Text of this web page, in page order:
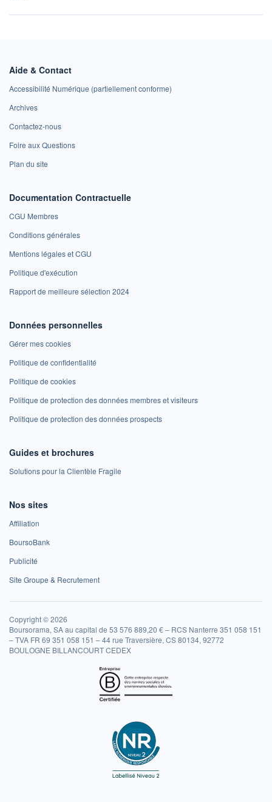
Aide & Contact
Accessibilité Numérique (partiellement conforme)
Archives
Contactez-nous
Foire aux Questions
Plan du site
Documentation Contractuelle
CGU Membres
Conditions générales
Mentions légales et CGU
Politique d'exécution
Rapport de meilleure sélection 2024
Données personnelles
Gérer mes cookies
Politique de confidentialité
Politique de cookies
Politique de protection des données membres et visiteurs
Politique de protection des données prospects
Guides et brochures
Solutions pour la Clientèle Fragile
Nos sites
Affiliation
BoursoBank
Publicité
Site Groupe & Recrutement
Copyright © 2026
Boursorama, SA au capital de 53 576 889,20 € – RCS Nanterre 351 058 151
– TVA FR 69 351 058 151 – 44 rue Traversière, CS 80134, 92772
BOULOGNE BILLANCOURT CEDEX